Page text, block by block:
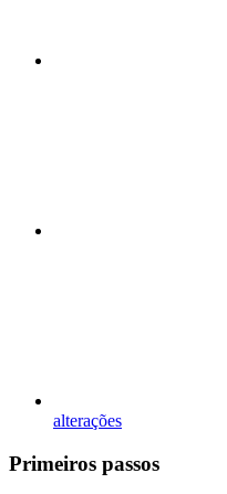
alterações
Primeiros passos